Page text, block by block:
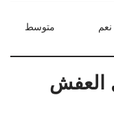
نعم متوسط
العفش